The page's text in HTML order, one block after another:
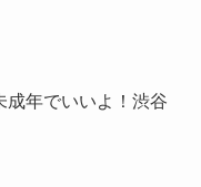
成年でいいよ！渋谷